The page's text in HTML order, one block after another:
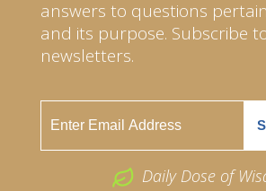
answers to questions
and its purpose. Subscribe
newsletters.
Daily Dose of